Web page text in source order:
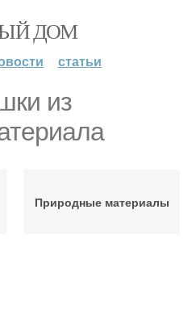
ДОМ
статьи
из
Природные материалы